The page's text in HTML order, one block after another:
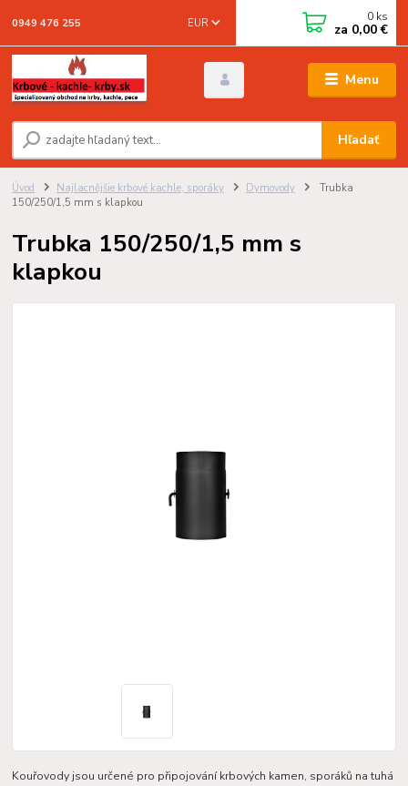
Menu
EUR
Hľadať
0949 476 255 0 ks
za 0,00 €
Úvod Najlacnějšie krbové kachle, sporáky Dymovody
Trubka
150/250/1,5 mm s klapkou
Trubka 150/250/1,5 mm s
klapkou
Kouřovody jsou určené pro připojování krbových kamen, sporáků na tuhá